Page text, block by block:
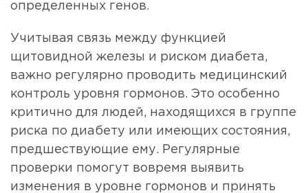
определенных генов.
Учитывая связь между функцией
щитовидной железы и риском диабета,
важно регулярно проводить медицинский
контроль уровня гормонов. Это особенно
критично для людей, находящихся в группе
риска по диабету или имеющих состояния,
предшествующие ему. Регулярные
проверки помогут вовремя выявить
изменения в уровне гормонов и принять